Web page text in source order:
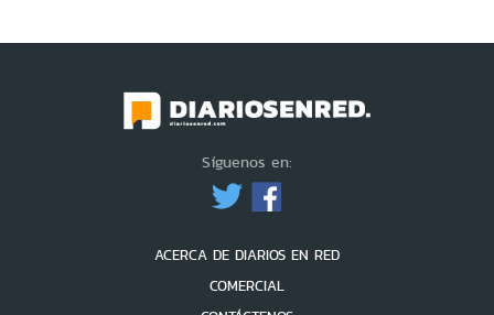
Síguenos en:
ACERCA DE DIARIOS EN RED
COMERCIAL